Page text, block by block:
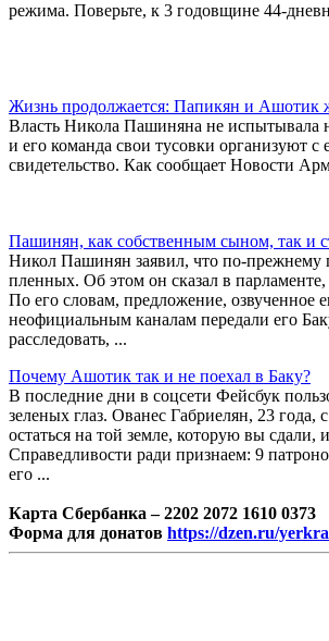
режима. Поверьте, к 3 годовщине 44-
Жизнь продолжается: Папикян и Ашотик
Власть Никола Пашиняна не испытывала
и его команда свои тусовки организуют
свидетельство. Как сообщает Новости
Пашинян, как собственным сыном, так и
Никол Пашинян заявил, что по-прежнему
пленных. Об этом он сказал в
По его словам, предложение, озвученное
неофициальным каналам передали его
расследовать, ...
Почему Ашотик так и не поехал в Баку?
В последние дни в соцсети Фейсбук
зеленых глаз. Ованес Габриелян, 23
остаться на той земле, которую вы
Справедливости ради признаем: 9
его ...
Карта Сбербанка – 2202 2072 1610 0373
Форма для донатов https://dzen.ru/